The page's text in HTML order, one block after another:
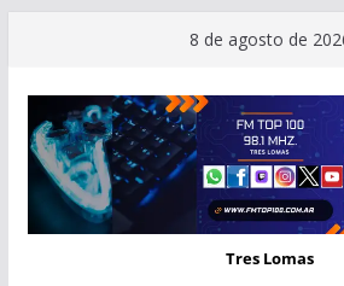
contenido
8 de agosto de
Tres Lomas